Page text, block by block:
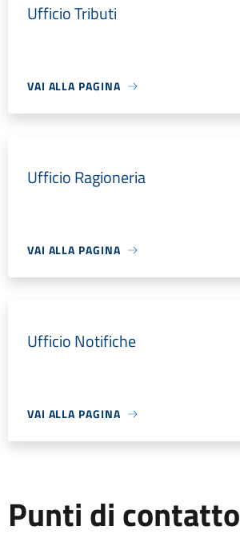
Ufficio Tributi
VAI ALLA PAGINA
Ufficio Ragioneria
VAI ALLA PAGINA
Ufficio Notifiche
VAI ALLA PAGINA
Punti di contatto